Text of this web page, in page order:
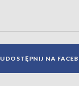
UDOSTĘPNIJ NA